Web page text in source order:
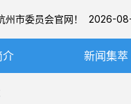
州市委员会官网！ 2026-
介
介
新闻集萃